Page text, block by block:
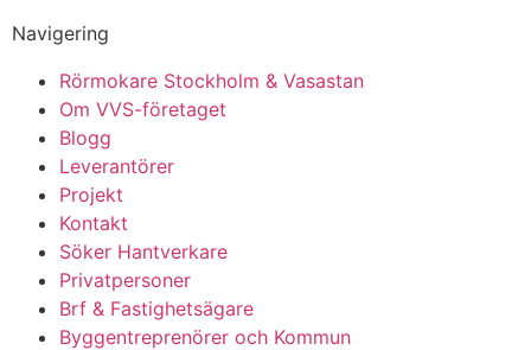
Navigering
Rörmokare Stockholm & Vasastan
Om VVS-företaget
Blogg
Leverantörer
Projekt
Kontakt
Söker Hantverkare
Privatpersoner
Brf & Fastighetsägare
Byggentreprenörer och Kommun